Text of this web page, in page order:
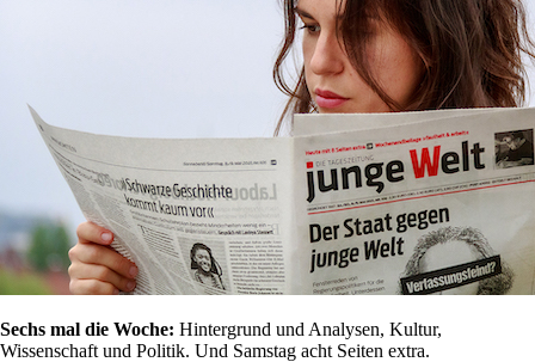
Sechs mal die Woche: Hintergrund und Analysen, Kultur,
Wissenschaft und Politik. Und Samstag acht Seiten extra.